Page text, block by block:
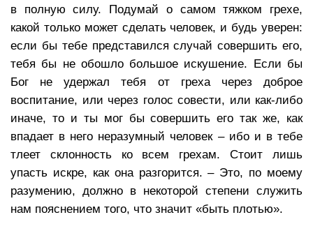
в полную силу. Подумай о самом тяжком грехе,
какой только может сделать человек, и будь уверен:
если бы тебе представился случай совершить его,
тебя бы не обошло большое искушение. Если бы
Бог не удержал тебя от греха через доброе
воспитание, или через голос совести, или как-либо
иначе, то и ты мог бы совершить его так же, как
впадает в него неразумный человек – ибо и в тебе
тлеет склонность ко всем грехам. Стоит лишь
упасть искре, как она разгорится. – Это, по моему
разумению, должно в некоторой степени служить
нам пояснением того, что значит «быть плотью».